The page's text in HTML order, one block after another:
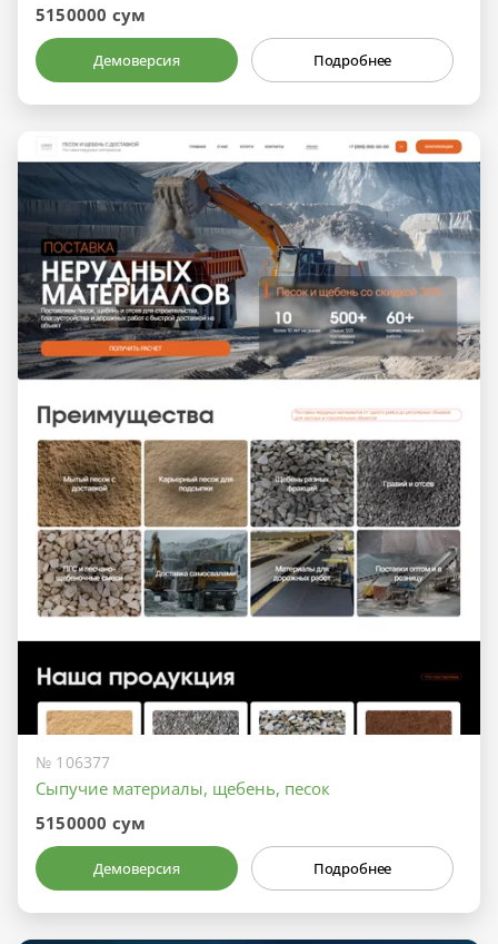
5150000 сум
Демоверсия Подробнее
№ 106377
Сыпучие материалы, щебень, песок
5150000 сум
Демоверсия Подробнее